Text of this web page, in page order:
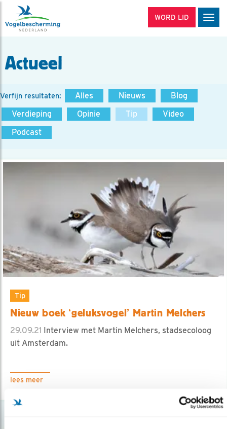
WORD LID
Actueel
Verfijn resultaten: Alles Nieuws
Blog
Verdieping
Opinie Tip
Video
Podcast
Tip
Nieuw boek ‘geluksvogel’ Martin Melchers
29.09.21 Interview met Martin Melchers, stadsecoloog
uit Amsterdam.
lees meer